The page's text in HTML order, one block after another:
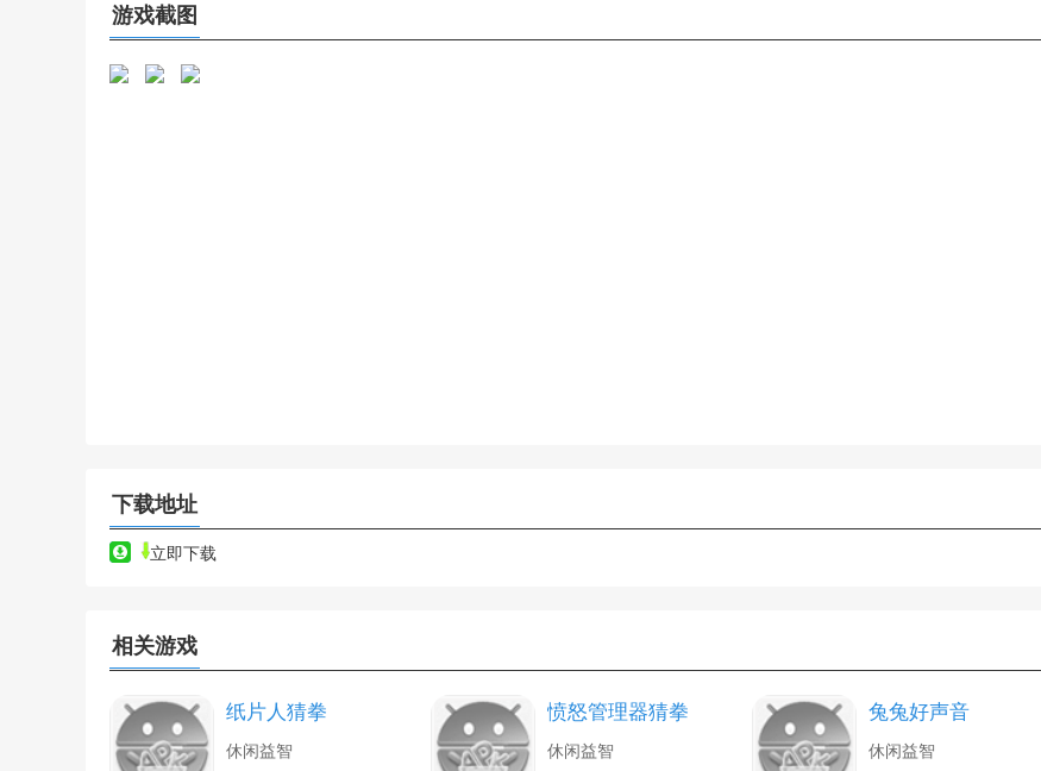
游戏截图
下载地址
立即下载
相关游戏
纸片人猜拳
休闲益智
愤怒管理器猜拳
休闲益智
兔兔好声音
休闲益智